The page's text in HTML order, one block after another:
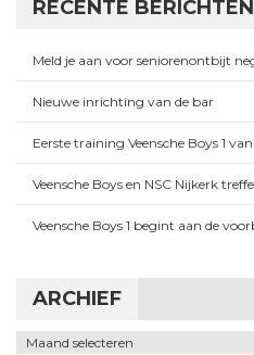
RECENTE BERICHTEN
Meld je aan voor seniorenontbijt
Nieuwe inrichting van de bar
Eerste training Veensche Boys 1
Veensche Boys en NSC Nijkerk
Veensche Boys 1 begint aan de
ARCHIEF
Archief